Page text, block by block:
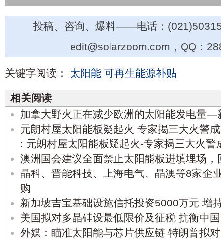
投稿、咨询、爆料——电话：
edit@solarzoom.com，QQ：
关键字阅读： 太阳能 可再生能源补贴
相关阅读
加拿大野火正在减少欧洲的太阳能发电量
元朗村屋太阳能板疑起火 专家揭三大火警
: 元朗村屋太阳能板疑起火-专家揭三大火警
澳洲国会建议全面禁止太阳能板进填埋场，
晶科、晋能科技、上海电气、晶澳等8家企
购
新加坡吉宝基础设施信托投资5000万元 增
美国拟对多晶硅设最低限价及征税 抗衡中
外媒：瞄准太阳能与芯片供应链 特朗普拟